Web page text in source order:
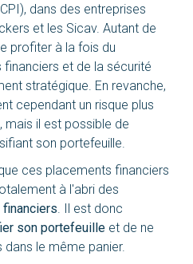
dans des entreprises
et les Sicav. Autant de
profiter à la fois du
et de la sécurité
stratégique. En revanche,
cependant un risque plus
mais il est possible de
son portefeuille.
ces placements financiers
à l'abri des
. Il est donc
son portefeuille et de ne
le même panier.